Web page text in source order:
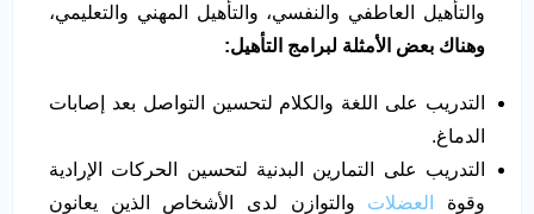
والتأهيل العاطفي والنفسي، والتأهيل المهني والتعليمي،
وهناك بعض الأمثلة لبرامج التأهيل:
التدريب على اللغة والكلام لتحسين التواصل بعد إصابات
الدماغ.
التدريب على التمارين البدنية لتحسين الحركات الإرادية
وقوة
العضلات والتوازن لدى الأشخاص الذين يعانون